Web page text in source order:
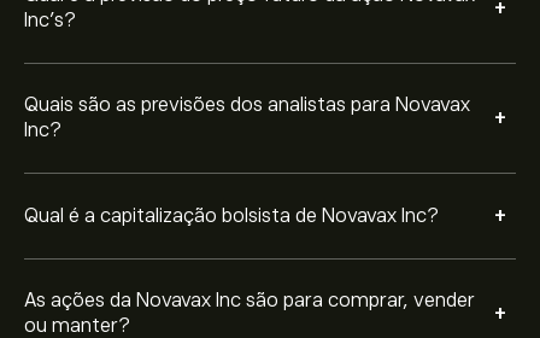
Inc’s?
+
Quais são as previsões dos analistas para Novavax
Inc?
+
Qual é a capitalização bolsista de Novavax Inc? +
As ações da Novavax Inc são para comprar, vender
ou manter?
+